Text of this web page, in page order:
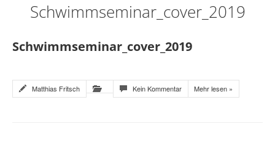
Schwimmseminar_cover_2019
Schwimmseminar_cover_2019
Matthias Fritsch Kein Kommentar Mehr lesen »